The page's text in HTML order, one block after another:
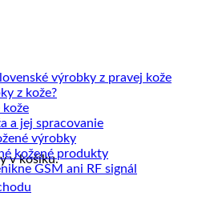
v košíku.
výrobky z pravej kože
z kože?Žiadne
na
Ako
sa
starať
kožeŽiadne
komentáre
na
Precízne
spracovanie
kože
a jej spracovanieŽiadne
na
Kvalitná
výrobkyŽiadne
komentáre
na
kožené produktyŽiadne
komentáre
GSM ani RF signál